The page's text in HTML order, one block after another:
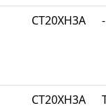
СТ20ХН3А -
СТ20ХН3А